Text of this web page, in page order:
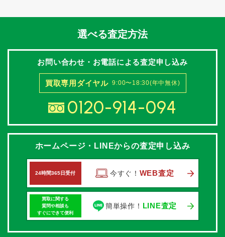
選べる査定方法
お問い合わせ・お電話による査定申し込み
買取専用ダイヤル 9:00〜18:30(年中無休)
0120-914-094
ホームページ・LINEからの査定申し込み
24時間365日受付 今すぐ！ WEB査定
買取に関する
質問や相談も
すぐにできて便利
簡単操作！ LINE査定